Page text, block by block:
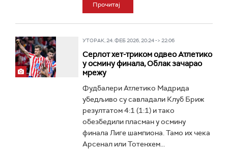
Прочитај
УТОРАК, 24. ФЕБ 2026, 20:24 -> 22:06
Серлот хет-триком одвео Атлетико
у осмину финала, Облак зачарао
мрежу
Фудбалери Атлетико Мадрида
убедљиво су савладали Клуб Бриж
резултатом 4:1 (1:1) и тако
обезбедили пласман у осмину
финала Лиге шампиона. Тамо их чека
Арсенал или Тотенхем...